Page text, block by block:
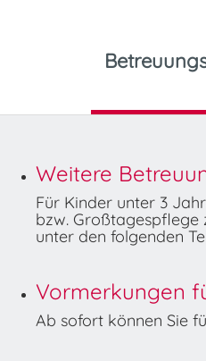
Weitere
Für Kinder unter 3
bzw. Großtagespflege
unter den folgenden
Vormerkungen
Ab sofort können Sie